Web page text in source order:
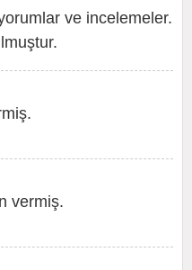
ve incelemeler.
vermiş.